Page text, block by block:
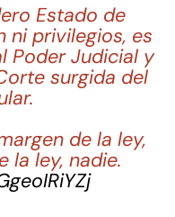
Estado de
ni privilegios, es
Poder Judicial y
surgida del
de la ley,
la ley, nadie.